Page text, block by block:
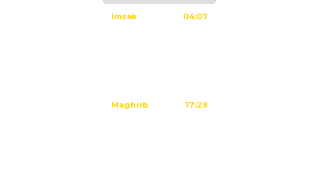
Imsak 04:07
Maghrib 17:29